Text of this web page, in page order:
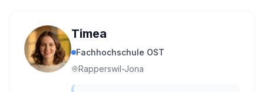
Timea
Fachhochschule OST
Rapperswil-Jona